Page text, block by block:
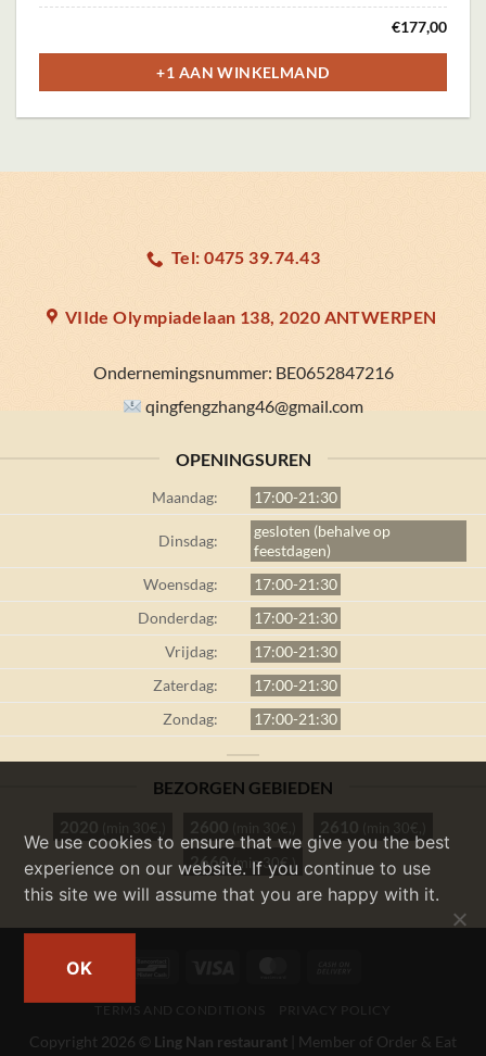
heeft
productpagina
€177,00
+1 AAN WINKELMAND
Tel: 0475 39.74.43
VIIde Olympiadelaan 138, 2020 ANTWERPEN
Ondernemingsnummer: BE0652847216
qingfengzhang46@gmail.com
OPENINGSUREN
Maandag: 17:00-21:30
Dinsdag:
gesloten (behalve op
feestdagen)
Woensdag:
17:00-21:30
Donderdag:
17:00-21:30
Vrijdag:
17:00-21:30
Zaterdag:
17:00-21:30
Zondag:
17:00-21:30
BEZORGEN GEBIEDEN
2020 (min 30€,) 2600 (min 30€,) 2610 (min 30€,)
2660 (min 30€,)
Copyright 2026 © Ling Nan restaurant | Member of Order & Eat
We use cookies to ensure that we give you the best
experience on our website. If you continue to use
this site we will assume that you are happy with it.
OK